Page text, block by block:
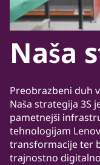
Naša
Preobrazbeni duh
Naša strategija 3S
pametnejši
tehnologijam
transformacije ter
trajnostno